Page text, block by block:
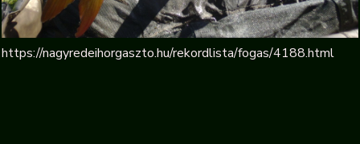
https://nagyredeihorgaszto.hu/rekordlista/fogas/4188.html